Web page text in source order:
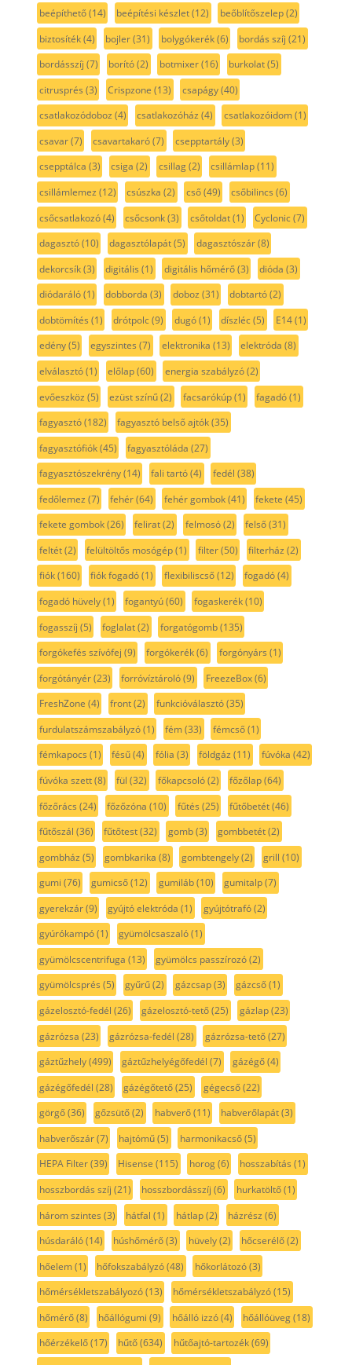
beépíthető(14) beépítési készlet(12) beőblítőszelep(2)
biztosíték(4) bojler(31) bolygókerék(6) bordás szíj (21)
bordásszíj (7) borító(2) botmixer(16) burkolat(5)
citrusprés (3) Crispzone (13) csapágy(40)
csatlakozódoboz (4) csatlakozóház (4) csatlakozóidom(1)
csavar(7) csavartakaró(7) csepptartály(3)
csepptálca (3) csiga (2) csillag(2) csillámlap(11)
csillámlemez (12) csúszka (2) cső(49) csőbilincs (6)
csőcsatlakozó(4) csőcsonk(3) csőtoldat(1) Cyclonic(7)
dagasztó(10) dagasztólapát(5) dagasztószár(8)
dekorcsík(3) digitális (1) digitális hőmérő(3) dióda (3)
diódaráló(1) dobborda (3) doboz (31) dobtartó(2)
dobtömítés (1) drótpolc(9) dugó(1) díszléc(5) E14(1)
edény(5) egyszintes (7) elektronika (13) elektróda (8)
elválasztó(1) előlap(60) energia szabályzó(2)
evőeszköz (5) ezüst színű(2) facsarókúp(1) fagadó(1)
fagyasztó(182) fagyasztó belső ajtók(35)
fagyasztófiók(45) fagyasztóláda (27)
fagyasztószekrény(14) fali tartó(4) fedél (38)
fedőlemez (7) fehér(64) fehér gombok(41) fekete (45)
fekete gombok(26) felirat(2) felmosó(2) felső(31)
feltét(2) felültöltős mosógép(1) filter(50) filterház (2)
fiók(160) fiók fogadó(1) flexibiliscső(12) fogadó(4)
fogadó hüvely(1) fogantyú(60) fogaskerék(10)
fogasszíj (5) foglalat(2) forgatógomb(135)
forgókefés szívófej (9) forgókerék(6) forgónyárs (1)
forgótányér(23) forróvíztároló(9) FreezeBox(6)
FreshZone (4) front(2) funkcióválasztó(35)
furdulatszámszabályzó(1) fém(33) fémcső(1)
fémkapocs (1) fésű(4) fólia (3) földgáz (11) fúvóka (42)
fúvóka szett(8) fül (32) főkapcsoló(2) főzőlap(64)
főzőrács (24) főzőzóna (10) fűtés (25) fűtőbetét(46)
fűtőszál (36) fűtőtest(32) gomb(3) gombbetét(2)
gombház (5) gombkarika (8) gombtengely(2) grill (10)
gumi (76) gumicső(12) gumiláb(10) gumitalp(7)
gyerekzár(9) gyújtó elektróda (1) gyújtótrafó(2)
gyúrókampó(1) gyümölcsaszaló(1)
gyümölcscentrifuga (13) gyümölcs passzírozó(2)
gyümölcsprés (5) gyűrű(2) gázcsap(3) gázcső(1)
gázelosztó-fedél (26) gázelosztó-tető(25) gázlap(23)
gázrózsa (23) gázrózsa-fedél (28) gázrózsa-tető(27)
gáztűzhely(499) gáztűzhelyégőfedél (7) gázégő(4)
gázégőfedél (28) gázégőtető(25) gégecső(22)
görgő(36) gőzsütő(2) habverő(11) habverőlapát(3)
habverőszár(7) hajtómű(5) harmonikacső(5)
HEPA Filter(39) Hisense (115) horog(6) hosszabítás (1)
hosszbordás szíj (21) hosszbordásszíj (6) hurkatöltő(1)
három szintes (3) hátfal (1) hátlap(2) házrész (6)
húsdaráló(14) húshőmérő(3) hüvely(2) hőcserélő(2)
hőelem(1) hőfokszabályzó(48) hőkorlátozó(3)
hőmérsékletszabályozó(13) hőmérsékletszabályzó(15)
hőmérő(8) hőállógumi (9) hőálló izzó(4) hőállóüveg(18)
hőérzékelő(17) hűtő(634) hűtőajtó-tartozék(69)